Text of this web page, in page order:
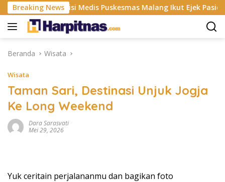
Langsung
ke
konten
Breaking News
Praktisi Medis Puskesmas Malang Ikut Ejek Pasien BPJS
Beranda Wisata
Wisata
Taman Sari, Destinasi Unjuk Jogja
Ke Long Weekend
Dara Sarasvati
Mei 29, 2026
Yuk ceritain perjalananmu dan bagikan foto